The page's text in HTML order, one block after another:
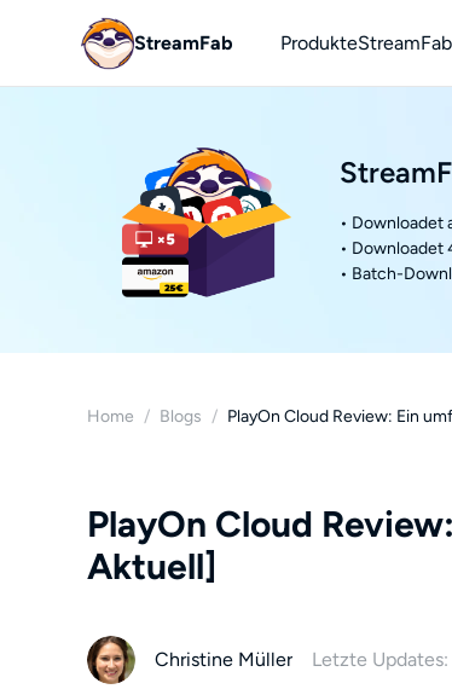
StreamFab Produkte
• Downloadet
• Downloadet
• Batch-
Home / Blogs / PlayOn Cloud Review: Ein
PlayOn Cloud
Aktuell]
Christine Müller Letzte